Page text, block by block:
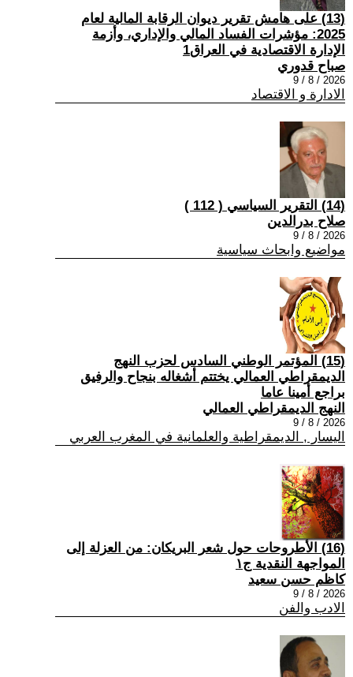
(13) على هامش تقرير ديوان الرقابة المالية لعام
2025: مؤشرات الفساد المالي والإداري، وأزمة
الإدارة الاقتصادية في العراق1
صباح قدوري
2026 / 8 / 9
الادارة و الاقتصاد
(14) التقرير السياسي ( 112 )
صلاح بدرالدين
2026 / 8 / 9
مواضيع وابحاث سياسية
(15) المؤتمر الوطني السادس لحزب النهج
الديمقراطي العمالي يختتم أشغاله بنجاح والرفيق
براجع أمينا عاما
النهج الديمقراطي العمالي
2026 / 8 / 9
اليسار , الديمقراطية والعلمانية في المغرب العربي
(16) الأطروحات حول شعر البريكان: من العزلة إلى
المواجهة النقدية ج١
كاظم حسن سعيد
2026 / 8 / 9
الادب والفن